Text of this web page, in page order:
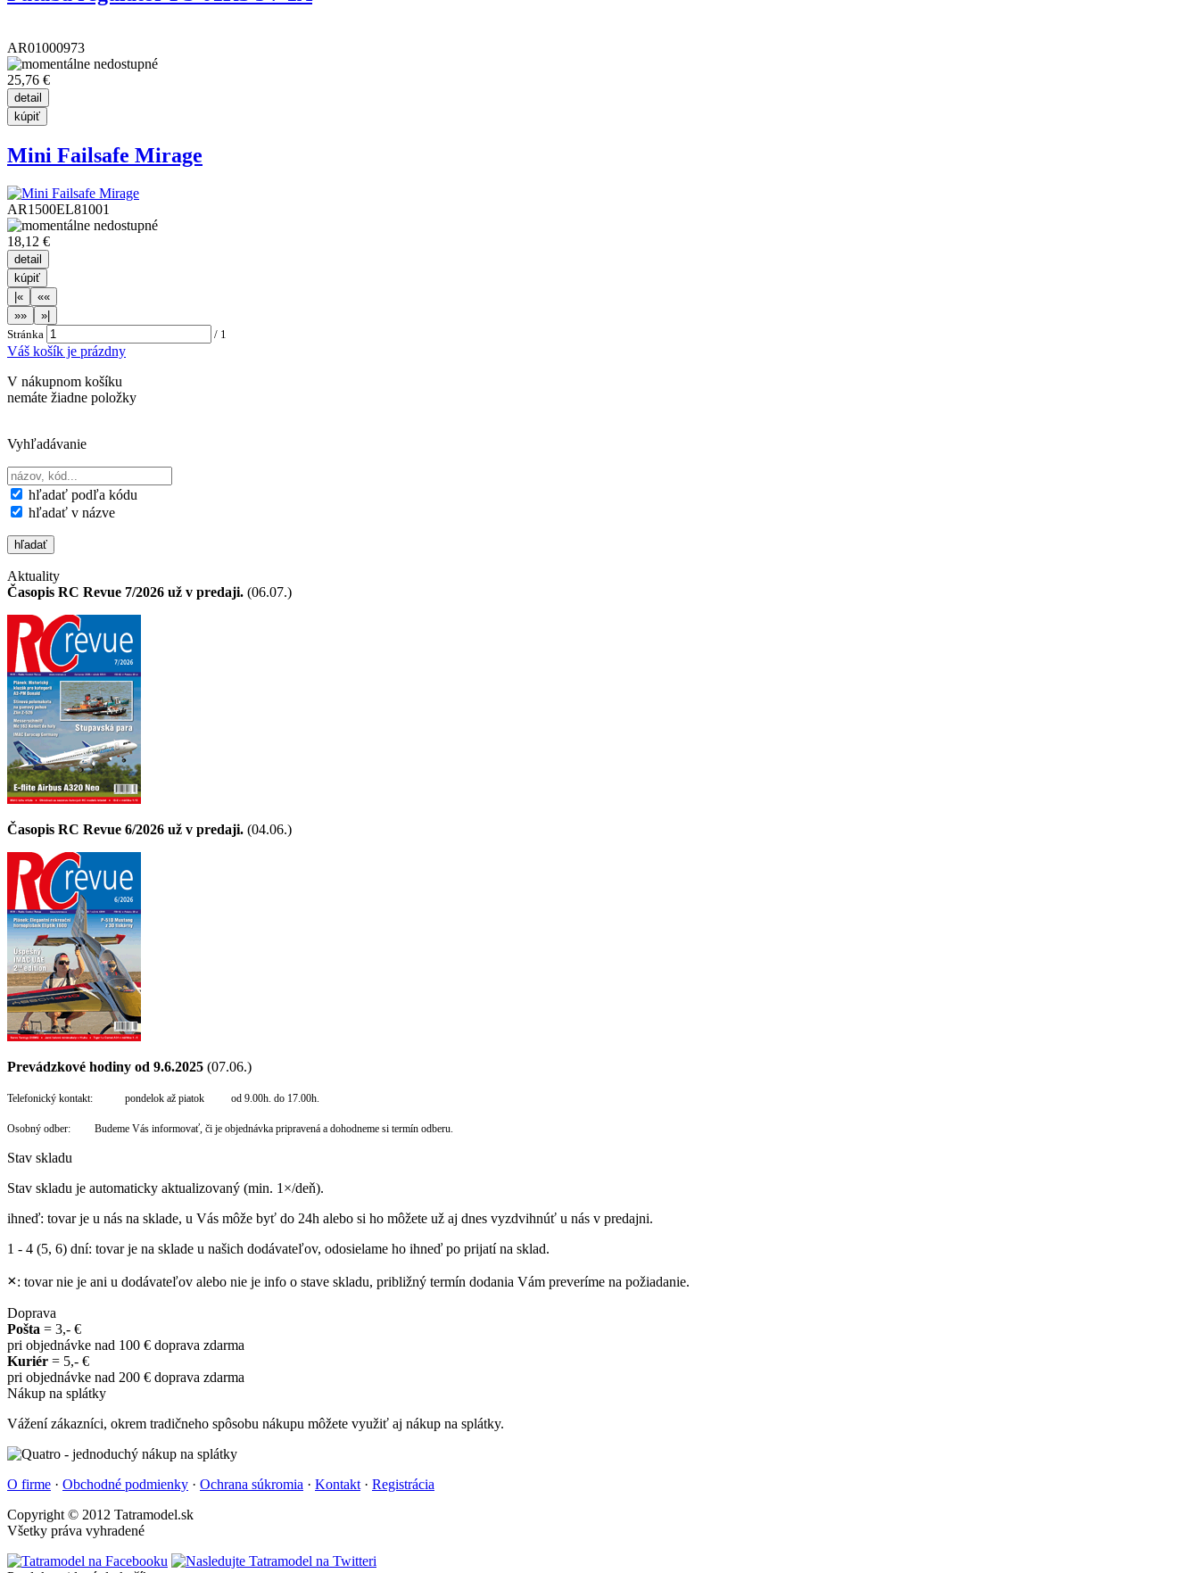
AR01000973
25,76 €
Mini Failsafe Mirage
AR1500EL81001
18,12 €
Stránka / 1
Váš košík je prázdny
V nákupnom košíku
nemáte žiadne položky
Vyhľadávanie
hľadať podľa kódu
hľadať v názve
Aktuality
Časopis RC Revue 7/2026 už v predaji. (06.07.)
Časopis RC Revue 6/2026 už v predaji. (04.06.)
Prevádzkové hodiny od 9.6.2025 (07.06.)
Telefonický kontakt: pondelok až piatok od 9.00h. do 17.00h.
Osobný odber: Budeme Vás informovať, či je objednávka pripravená a dohodneme si termín odberu.
Stav skladu
Stav skladu je automaticky aktualizovaný (min. 1×/deň).
ihneď: tovar je u nás na sklade, u Vás môže byť do 24h alebo si ho môžete už aj dnes vyzdvihnúť u nás v predajni.
1 - 4 (5, 6) dní: tovar je na sklade u našich dodávateľov, odosielame ho ihneď po prijatí na sklad.
×: tovar nie je ani u dodávateľov alebo nie je info o stave skladu, približný termín dodania Vám preveríme na požiadanie.
Doprava
Pošta = 3,- €
pri objednávke nad 100 € doprava zdarma
Kuriér = 5,- €
pri objednávke nad 200 € doprava zdarma
Nákup na splátky
Vážení zákazníci, okrem tradičneho spôsobu nákupu môžete využiť aj nákup na splátky.
O firme · Obchodné podmienky · Ochrana súkromia · Kontakt · Registrácia
Copyright © 2012 Tatramodel.sk
Všetky práva vyhradené